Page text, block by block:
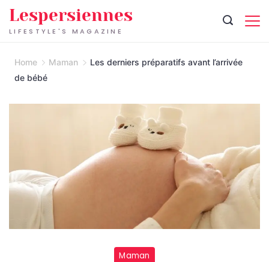
Skip
toLIFESTYLE'S MAGAZINE
Lespersiennes
Home Maman
Les derniers préparatifs avant l’arrivée
de bébé
Maman